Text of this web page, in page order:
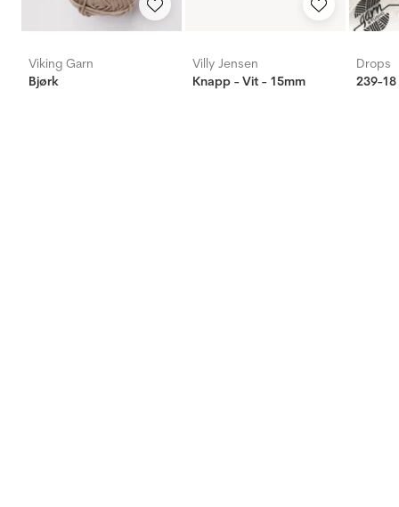
Viking Garn
Bjørk
Villy Jensen
Knapp - Vit - 15mm
Drops
239-